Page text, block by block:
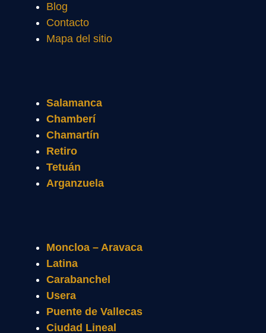
Blog
Contacto
Mapa del sitio
Salamanca
Chamberí
Chamartín
Retiro
Tetuán
Arganzuela
Moncloa – Aravaca
Latina
Carabanchel
Usera
Puente de Vallecas
Ciudad Lineal